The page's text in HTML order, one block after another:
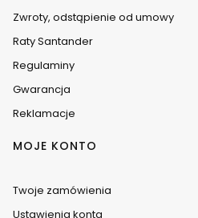
Zwroty, odstąpienie od umowy
Raty Santander
Regulaminy
Gwarancja
Reklamacje
MOJE KONTO
Twoje zamówienia
Ustawienia konta